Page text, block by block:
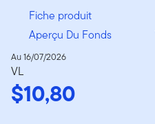
Fiche produit
Aperçu Du Fonds
Au 16/07/2026
VL
$10,80